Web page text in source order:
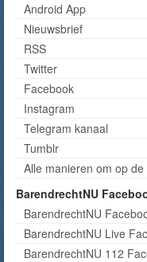
Android App
Nieuwsbrief
RSS
Twitter
Facebook
Instagram
Telegram kanaal
Tumblr
Alle manieren om op
BarendrechtNU
BarendrechtNU
BarendrechtNU Live
BarendrechtNU 112